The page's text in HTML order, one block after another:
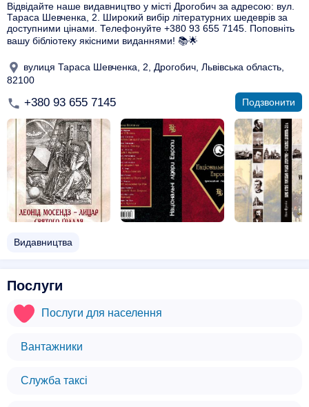
Відвідайте наше видавництво у місті Дрогобич за адресою: вул.
Тараса Шевченка, 2. Широкий вибір літературних шедеврів за
доступними цінами. Телефонуйте +380 93 655 7145. Поповніть
вашу бібліотеку якісними виданнями! 📚🌟
вулиця Тараса Шевченка, 2, Дрогобич, Львівська область,
82100
+380 93 655 7145 Подзвонити
Видавництва
Послуги
Послуги для населення
Вантажники
Служба таксі